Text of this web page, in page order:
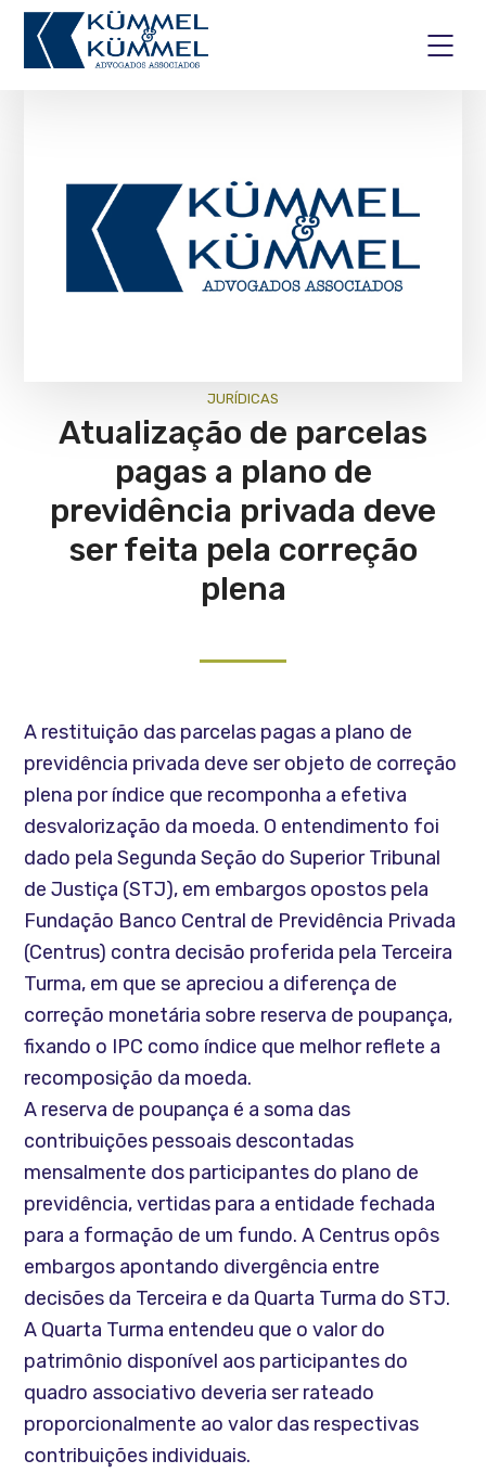
JURÍ­DICAS
Atualização de parcelas
pagas a plano de
previdência privada deve
ser feita pela correção
plena
A restituição das parcelas pagas a plano de
previdência privada deve ser objeto de correção
plena por índice que recomponha a efetiva
desvalorização da moeda. O entendimento foi
dado pela Segunda Seção do Superior Tribunal
de Justiça (STJ), em embargos opostos pela
Fundação Banco Central de Previdência Privada
(Centrus) contra decisão proferida pela Terceira
Turma, em que se apreciou a diferença de
correção monetária sobre reserva de poupança,
fixando o IPC como índice que melhor reflete a
recomposição da moeda.
A reserva de poupança é a soma das
contribuições pessoais descontadas
mensalmente dos participantes do plano de
previdência, vertidas para a entidade fechada
para a formação de um fundo. A Centrus opôs
embargos apontando divergência entre
decisões da Terceira e da Quarta Turma do STJ.
A Quarta Turma entendeu que o valor do
patrimônio disponível aos participantes do
quadro associativo deveria ser rateado
proporcionalmente ao valor das respectivas
contribuições individuais.